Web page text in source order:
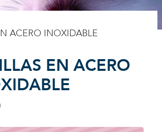
ACERO INOXIDABLE
EN ACERO